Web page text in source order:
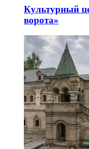
Культурный
ворота»